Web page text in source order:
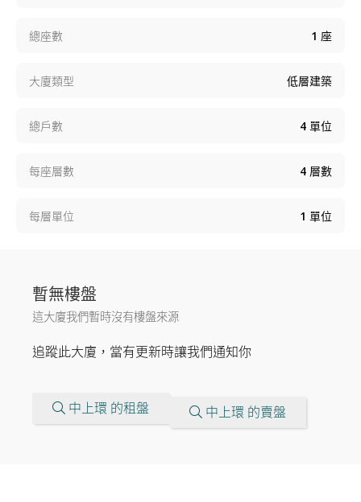
總座數 1 座
大廈類型 低層建築
總戶數 4 單位
每座層數 4 層數
每層單位 1 單位
暫無樓盤
這大廈我們暫時沒有樓盤來源
追蹤此大廈，當有更新時讓我們通知你
中上環 的租盤 中上環 的賣盤